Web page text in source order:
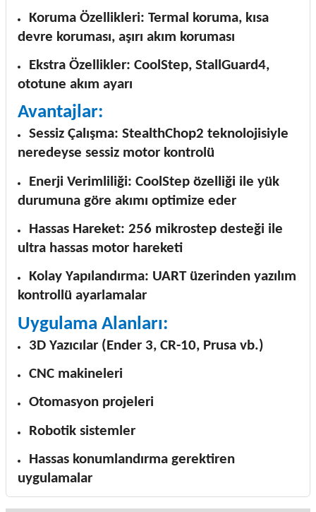
Koruma Özellikleri: Termal koruma, kısa
devre koruması, aşırı akım koruması
Ekstra Özellikler: CoolStep, StallGuard4,
ototune akım ayarı
Avantajlar:
Sessiz Çalışma: StealthChop2 teknolojisiyle
neredeyse sessiz motor kontrolü
Enerji Verimliliği: CoolStep özelliği ile yük
durumuna göre akımı optimize eder
Hassas Hareket: 256 mikrostep desteği ile
ultra hassas motor hareketi
Kolay Yapılandırma: UART üzerinden yazılım
kontrollü ayarlamalar
Uygulama Alanları:
3D Yazıcılar (Ender 3, CR-10, Prusa vb.)
CNC makineleri
Otomasyon projeleri
Robotik sistemler
Hassas konumlandırma gerektiren
uygulamalar